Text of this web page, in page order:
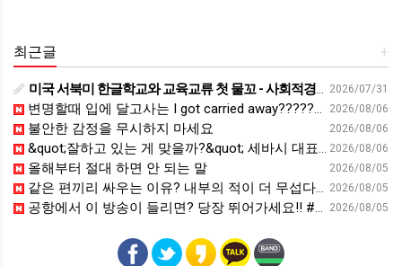
+
최근글
2026/07/31
미국 서북미 한글학교와 교육교류 첫 물꼬 - 사회적경제뉴스
2026/08/06
변명할때 입에 달고사는 I got carried away????????
2026/08/06
불안한 감정을 무시하지 마세요
2026/08/06
&quot;잘하고 있는 게 맞을까?&quot; 세바시 대표가 비교 지옥에서 탈출한 방법 [#세바시45 에디토리얼 ep.2]
2026/08/05
올해부터 절대 하면 안 되는 말
2026/08/05
같은 편끼리 싸우는 이유? 내부의 적이 더 무섭다? 인간이 갈등을 빚는 이유ㅣ최재천의 아마존
2026/08/05
공항에서 이 방송이 들리면? 당장 뛰어가세요!! #영어회화 #영어표현 #영어공부